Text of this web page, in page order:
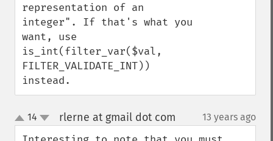
representation of an
integer". If that's what you
want, use
is_int(filter_var($val,
FILTER_VALIDATE_INT))
instead.
up
down
14 rlerne at gmail dot com 13 years ago